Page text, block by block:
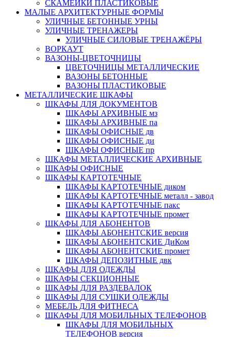
СКАМЕЙКИ ПЛАСТИКОВЫЕ
МАЛЫЕ АРХИТЕКТУРНЫЕ ФОРМЫ
УЛИЧНЫЕ БЕТОННЫЕ УРНЫ
УЛИЧНЫЕ ТРЕНАЖЕРЫ
УЛИЧНЫЕ СИЛОВЫЕ ТРЕНАЖЁРЫ
ВОРКАУТ
ВАЗОНЫ-ЦВЕТОЧНИЦЫ
ЦВЕТОЧНИЦЫ МЕТАЛЛИЧЕСКИЕ
ВАЗОНЫ БЕТОННЫЕ
ВАЗОНЫ ПЛАСТИКОВЫЕ
МЕТАЛЛИЧЕСКИЕ ШКАФЫ
ШКАФЫ ДЛЯ ДОКУМЕНТОВ
ШКАФЫ АРХИВНЫЕ мз
ШКАФЫ АРХИВНЫЕ па
ШКАФЫ ОФИСНЫЕ дв
ШКАФЫ ОФИСНЫЕ ди
ШКАФЫ ОФИСНЫЕ пр
ШКАФЫ МЕТАЛЛИЧЕСКИЕ АРХИВНЫЕ
ШКАФЫ ОФИСНЫЕ
ШКАФЫ КАРТОТЕЧНЫЕ
ШКАФЫ КАРТОТЕЧНЫЕ диком
ШКАФЫ КАРТОТЕЧНЫЕ металл - завод
ШКАФЫ КАРТОТЕЧНЫЕ пакс
ШКАФЫ КАРТОТЕЧНЫЕ промет
ШКАФЫ ДЛЯ АБОНЕНТОВ
ШКАФЫ АБОНЕНТСКИЕ версия
ШКАФЫ АБОНЕНТСКИЕ ДиКом
ШКАФЫ АБОНЕНТСКИЕ промет
ШКАФЫ ДЕПОЗИТНЫЕ двк
ШКАФЫ ДЛЯ ОДЕЖДЫ
ШКАФЫ СЕКЦИОННЫЕ
ШКАФЫ ДЛЯ РАЗДЕВАЛОК
ШКАФЫ ДЛЯ СУШКИ ОДЕЖДЫ
МЕБЕЛЬ ДЛЯ ФИТНЕСА
ШКАФЫ ДЛЯ МОБИЛЬНЫХ ТЕЛЕФОНОВ
ШКАФЫ ДЛЯ МОБИЛЬНЫХ
ТЕЛЕФОНОВ версия